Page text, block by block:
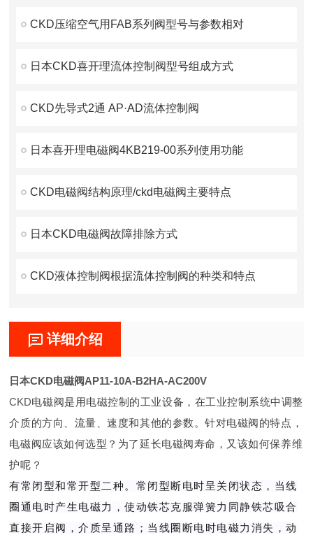
CKD压缩空气用FAB系列阀型号与参数相对
日本CKD喜开理流体控制阀型号组成方式
CKD先导式2通 AP·AD流体控制阀
日本喜开理电磁阀4KB219-00系列使用功能
CKD电磁阀结构原理/ckd电磁阀主要特点
日本CKD电磁阀故障排除方式
CKD液体控制阀根据流体控制阀的种类和特点
详细介绍
日本CKD电磁阀AP11-10A-B2HA-AC200V
CKD电磁阀是用电磁控制的工业设备，在工业控制系统中调整
介质的方向、流量、速度和其他的参数。针对电磁阀的特点，
电磁阀应该如何选型？为了延长电磁阀寿命，又该如何保养维
护呢？
有常闭型和常开型二种。常闭型断电时呈关闭状态，当线
圈通电时产生电磁力，使动铁芯克服弹簧力同静铁芯吸合
直接开启阀，介质呈通路；当线圈断电时电磁力消失，动